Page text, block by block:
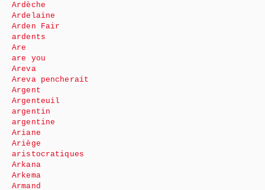
Ardèche
Ardelaine
Arden Fair
ardents
Are
are you
Areva
Areva pencherait
Argent
Argenteuil
argentin
argentine
Ariane
Ariège
aristocratiques
Arkana
Arkema
Armand